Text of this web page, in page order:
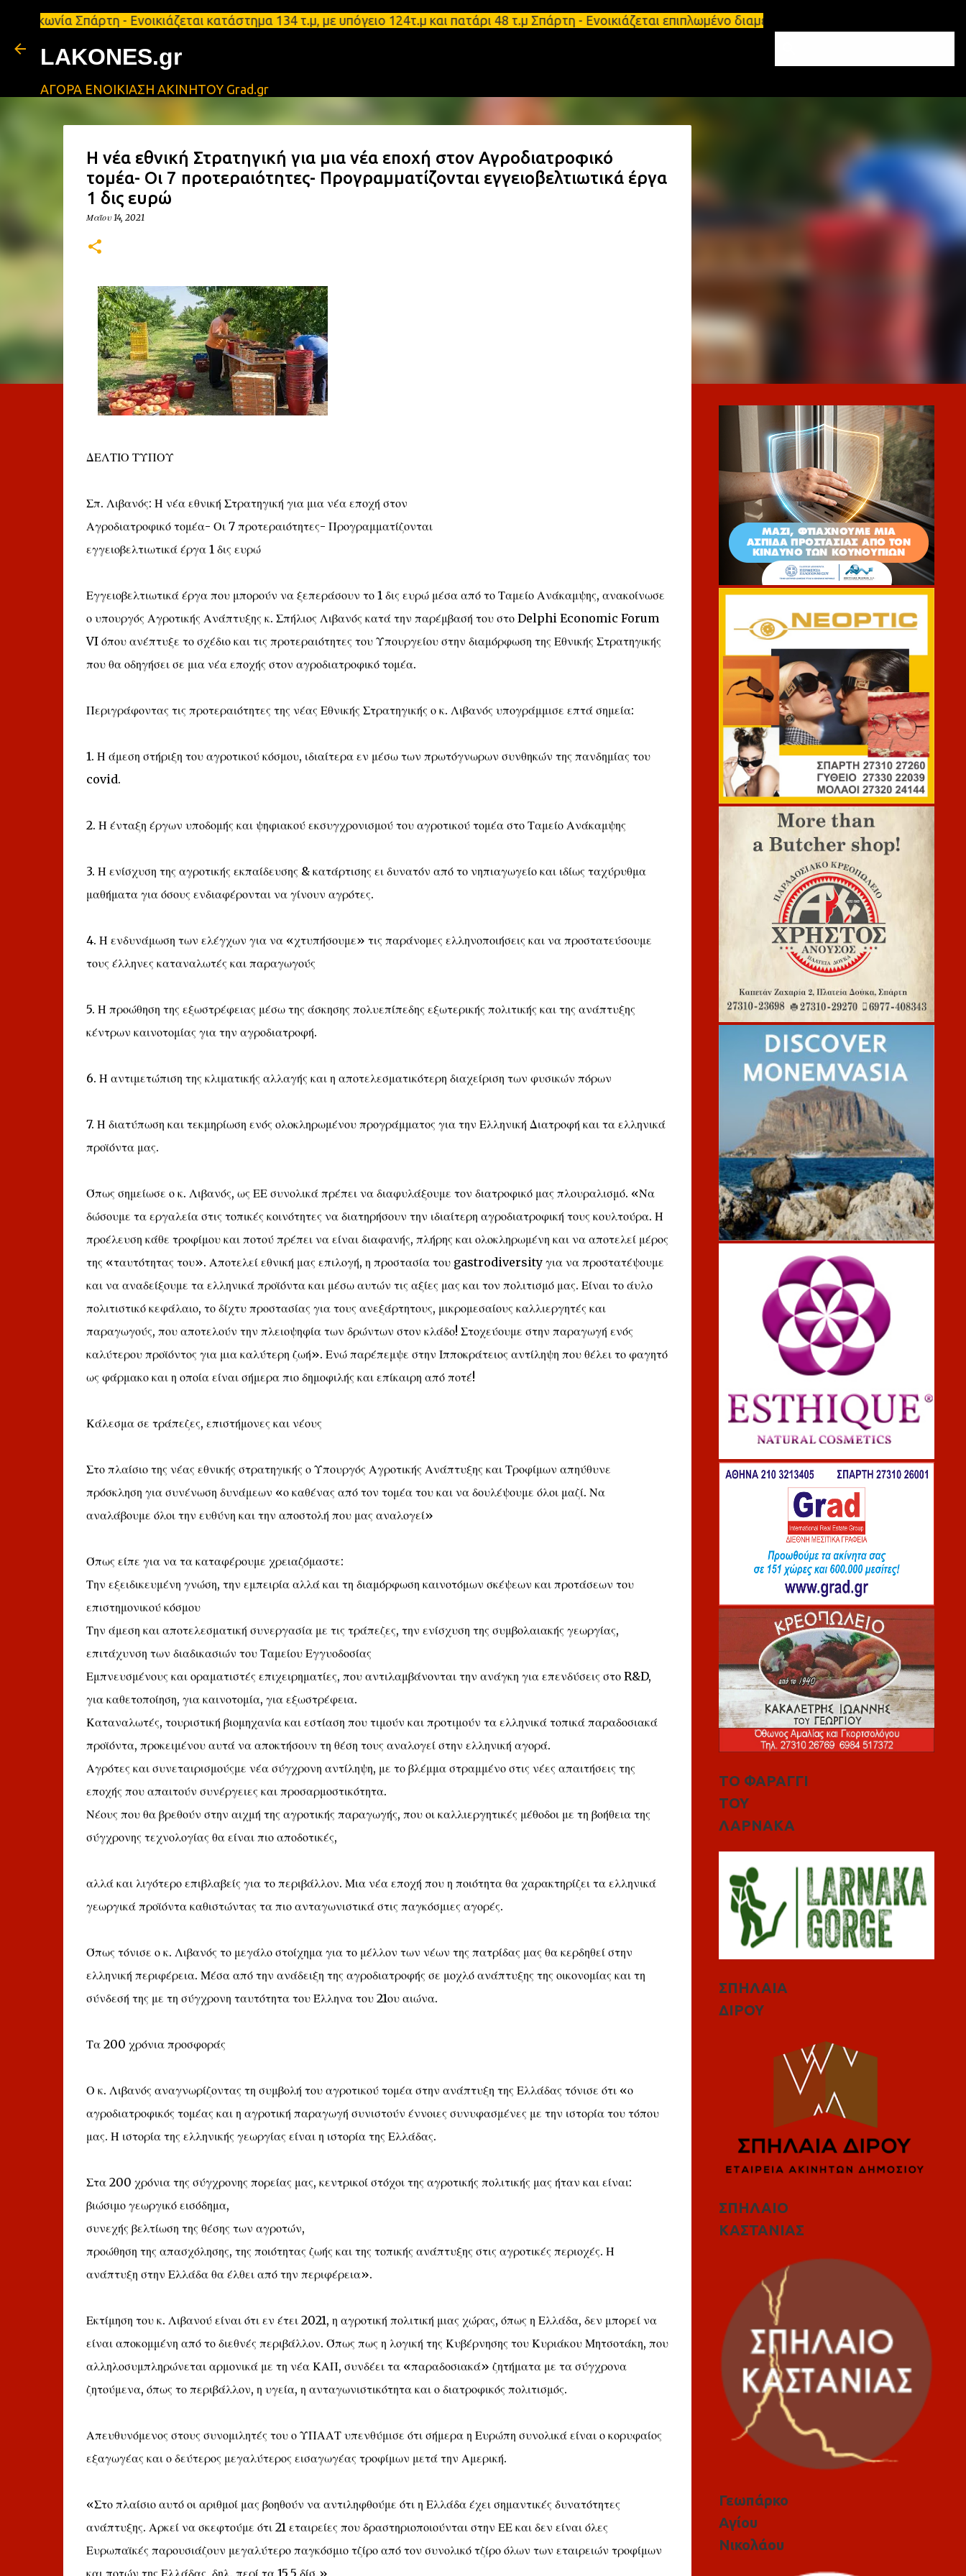
Μετάβαση στο κύριο περιεχόμενο
Σπάρτη - Ενοικιάζεται κατάστημα 134 τ.μ, με υπόγειο 124τ.μ και πατάρι 48 τ.μ Σπάρτη - Ενοικιάζεται επιπλωμένο διαμέρισμα 65τ.μ Σπάρτη -
LAKONES.gr
ΑΓΟΡΑ ΕΝΟΙΚΙΑΣΗ ΑΚΙΝΗΤΟΥ Grad.gr
Η νέα εθνική Στρατηγική για μια νέα εποχή στον Αγροδιατροφικό
τομέα- Οι 7 προτεραιότητες- Προγραμματίζονται εγγειοβελτιωτικά έργα
1 δις ευρώ
Μαΐου 14, 2021
ΔΕΛΤΙΟ ΤΥΠΟΥ
Σπ. Λιβανός: Η νέα εθνική Στρατηγική για μια νέα εποχή στον
Αγροδιατροφικό τομέα- Οι 7 προτεραιότητες- Προγραμματίζονται
εγγειοβελτιωτικά έργα 1 δις ευρώ
Εγγειοβελτιωτικά έργα που μπορούν να ξεπεράσουν το 1 δις ευρώ μέσα από το Ταμείο Ανάκαμψης, ανακοίνωσε
ο υπουργός Αγροτικής Ανάπτυξης κ. Σπήλιος Λιβανός κατά την παρέμβασή του στο Delphi Economic Forum
VI όπου ανέπτυξε το σχέδιο και τις προτεραιότητες του Υπουργείου στην διαμόρφωση της Εθνικής Στρατηγικής
που θα οδηγήσει σε μια νέα εποχής στον αγροδιατροφικό τομέα.
Περιγράφοντας τις προτεραιότητες της νέας Εθνικής Στρατηγικής ο κ. Λιβανός υπογράμμισε επτά σημεία:
1. Η άμεση στήριξη του αγροτικού κόσμου, ιδιαίτερα εν μέσω των πρωτόγνωρων συνθηκών της πανδημίας του
covid.
2. Η ένταξη έργων υποδομής και ψηφιακού εκσυγχρονισμού του αγροτικού τομέα στο Ταμείο Ανάκαμψης
3. Η ενίσχυση της αγροτικής εκπαίδευσης & κατάρτισης ει δυνατόν από το νηπιαγωγείο και ιδίως ταχύρυθμα
μαθήματα για όσους ενδιαφέρονται να γίνουν αγρότες.
4. Η ενδυνάμωση των ελέγχων για να «χτυπήσουμε» τις παράνομες ελληνοποιήσεις και να προστατεύσουμε
τους έλληνες καταναλωτές και παραγωγούς
5. Η προώθηση της εξωστρέφειας μέσω της άσκησης πολυεπίπεδης εξωτερικής πολιτικής και της ανάπτυξης
κέντρων καινοτομίας για την αγροδιατροφή.
6. Η αντιμετώπιση της κλιματικής αλλαγής και η αποτελεσματικότερη διαχείριση των φυσικών πόρων
7. Η διατύπωση και τεκμηρίωση ενός ολοκληρωμένου προγράμματος για την Ελληνική Διατροφή και τα ελληνικά
προϊόντα μας.
Όπως σημείωσε ο κ. Λιβανός, ως ΕΕ συνολικά πρέπει να διαφυλάξουμε τον διατροφικό μας πλουραλισμό. «Να
δώσουμε τα εργαλεία στις τοπικές κοινότητες να διατηρήσουν την ιδιαίτερη αγροδιατροφική τους κουλτούρα. Η
προέλευση κάθε τροφίμου και ποτού πρέπει να είναι διαφανής, πλήρης και ολοκληρωμένη και να αποτελεί μέρος
της «ταυτότητας του». Αποτελεί εθνική μας επιλογή, η προστασία του gastrodiversity για να προστατέψουμε
και να αναδείξουμε τα ελληνικά προϊόντα και μέσω αυτών τις αξίες μας και τον πολιτισμό μας. Είναι το άυλο
πολιτιστικό κεφάλαιο, το δίχτυ προστασίας για τους ανεξάρτητους, μικρομεσαίους καλλιεργητές και
παραγωγούς, που αποτελούν την πλειοψηφία των δρώντων στον κλάδο! Στοχεύουμε στην παραγωγή ενός
καλύτερου προϊόντος για μια καλύτερη ζωή». Ενώ παρέπεμψε στην Ιπποκράτειος αντίληψη που θέλει το φαγητό
ως φάρμακο και η οποία είναι σήμερα πιο δημοφιλής και επίκαιρη από ποτέ!
Κάλεσμα σε τράπεζες, επιστήμονες και νέους
Στο πλαίσιο της νέας εθνικής στρατηγικής ο Υπουργός Αγροτικής Ανάπτυξης και Τροφίμων απηύθυνε
πρόσκληση για συνένωση δυνάμεων «ο καθένας από τον τομέα του και να δουλέψουμε όλοι μαζί. Να
αναλάβουμε όλοι την ευθύνη και την αποστολή που μας αναλογεί»
Όπως είπε για να τα καταφέρουμε χρειαζόμαστε:
Την εξειδικευμένη γνώση, την εμπειρία αλλά και τη διαμόρφωση καινοτόμων σκέψεων και προτάσεων του
επιστημονικού κόσμου
Την άμεση και αποτελεσματική συνεργασία με τις τράπεζες, την ενίσχυση της συμβολαιακής γεωργίας,
επιτάχυνση των διαδικασιών του Ταμείου Εγγυοδοσίας
Εμπνευσμένους και οραματιστές επιχειρηματίες, που αντιλαμβάνονται την ανάγκη για επενδύσεις στο R&D,
για καθετοποίηση, για καινοτομία, για εξωστρέφεια.
Καταναλωτές, τουριστική βιομηχανία και εστίαση που τιμούν και προτιμούν τα ελληνικά τοπικά παραδοσιακά
προϊόντα, προκειμένου αυτά να αποκτήσουν τη θέση τους αναλογεί στην ελληνική αγορά.
Αγρότες και συνεταιρισμούςμε νέα σύγχρονη αντίληψη, με το βλέμμα στραμμένο στις νέες απαιτήσεις της
εποχής που απαιτούν συνέργειες και προσαρμοστικότητα.
Νέους που θα βρεθούν στην αιχμή της αγροτικής παραγωγής, που οι καλλιεργητικές μέθοδοι με τη βοήθεια της
σύγχρονης τεχνολογίας θα είναι πιο αποδοτικές,
αλλά και λιγότερο επιβλαβείς για το περιβάλλον. Μια νέα εποχή που η ποιότητα θα χαρακτηρίζει τα ελληνικά
γεωργικά προϊόντα καθιστώντας τα πιο ανταγωνιστικά στις παγκόσμιες αγορές.
Όπως τόνισε ο κ. Λιβανός το μεγάλο στοίχημα για το μέλλον των νέων της πατρίδας μας θα κερδηθεί στην
ελληνική περιφέρεια. Μέσα από την ανάδειξη της αγροδιατροφής σε μοχλό ανάπτυξης της οικονομίας και τη
σύνδεσή της με τη σύγχρονη ταυτότητα του Έλληνα του 21ου αιώνα.
Τα 200 χρόνια προσφοράς
Ο κ. Λιβανός αναγνωρίζοντας τη συμβολή του αγροτικού τομέα στην ανάπτυξη της Ελλάδας τόνισε ότι «ο
αγροδιατροφικός τομέας και η αγροτική παραγωγή συνιστούν έννοιες συνυφασμένες με την ιστορία του τόπου
μας. Η ιστορία της ελληνικής γεωργίας είναι η ιστορία της Ελλάδας.
Στα 200 χρόνια της σύγχρονης πορείας μας, κεντρικοί στόχοι της αγροτικής πολιτικής μας ήταν και είναι:
βιώσιμο γεωργικό εισόδημα,
συνεχής βελτίωση της θέσης των αγροτών,
προώθηση της απασχόλησης, της ποιότητας ζωής και της τοπικής ανάπτυξης στις αγροτικές περιοχές. Η
ανάπτυξη στην Ελλάδα θα έλθει από την περιφέρεια».
Εκτίμηση του κ. Λιβανού είναι ότι εν έτει 2021, η αγροτική πολιτική μιας χώρας, όπως η Ελλάδα, δεν μπορεί να
είναι αποκομμένη από το διεθνές περιβάλλον. Όπως πως η λογική της Κυβέρνησης του Κυριάκου Μητσοτάκη, που
αλληλοσυμπληρώνεται αρμονικά με τη νέα ΚΑΠ, συνδέει τα «παραδοσιακά» ζητήματα με τα σύγχρονα
ζητούμενα, όπως το περιβάλλον, η υγεία, η ανταγωνιστικότητα και ο διατροφικός πολιτισμός.
Απευθυνόμενος στους συνομιλητές του ο ΥΠΑΑΤ υπενθύμισε ότι σήμερα η Ευρώπη συνολικά είναι ο κορυφαίος
εξαγωγέας και ο δεύτερος μεγαλύτερος εισαγωγέας τροφίμων μετά την Αμερική.
«Στο πλαίσιο αυτό οι αριθμοί μας βοηθούν να αντιληφθούμε ότι η Ελλάδα έχει σημαντικές δυνατότητες
ανάπτυξης. Αρκεί να σκεφτούμε ότι 21 εταιρείες που δραστηριοποιούνται στην ΕΕ και δεν είναι όλες
Ευρωπαϊκές παρουσιάζουν μεγαλύτερο παγκόσμιο τζίρο από τον συνολικό τζίρο όλων των εταιρειών τροφίμων
και ποτών της Ελλάδας, δηλ. περί τα 15,5 δίσ.»
ΤΟ ΦΑΡΑΓΓΙ
ΤΟΥ
ΛΑΡΝΑΚΑ
ΣΠΗΛΑΙΑ
ΔΙΡΟΥ
ΣΠΗΛΑΙΟ
ΚΑΣΤΑΝΙΑΣ
Γεωπάρκο
Αγίου
Νικολάου